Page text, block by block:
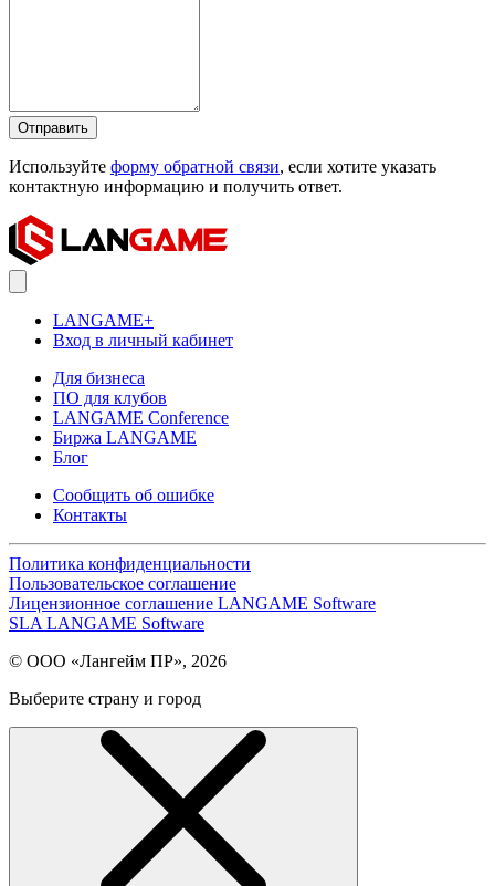
Отправить
Используйте форму обратной связи, если хотите указать
контактную информацию и получить ответ.
LANGAME+
Вход в личный кабинет
Для бизнеса
ПО для клубов
LANGAME Conference
Биржа LANGAME
Блог
Сообщить об ошибке
Контакты
Политика конфиденциальности
Пользовательское соглашение
Лицензионное соглашение LANGAME Software
SLA LANGAME Software
© ООО «Лангейм ПР», 2026
Выберите страну и город